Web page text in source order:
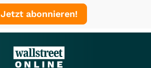
Jetzt abonnieren!